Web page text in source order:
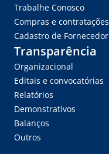
Trabalhe Conosco
Compras e contratações
Cadastro de Fornecedor
Transparência
Organizacional
Editais e convocatórias
Relatórios
Demonstrativos
Balanços
Outros